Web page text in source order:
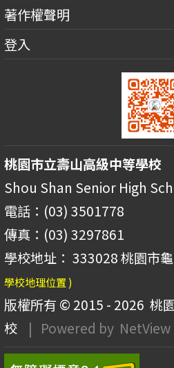
著作權聲明
登入
桃園市立壽山高級中等學校
Shou Shan Senior High
電話：(03) 3501778
傳真：(03) 3297861
學校地址： 333028 桃園市
學校地理位置 )
版權所有 © 2015 - 2026 桃
校
| Powered by NetView